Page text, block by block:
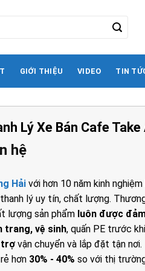
GIỚI THIỆU VIDEO TIN
Lý Xe Bán Cafe
hệ
Hải với hơn 10 năm kinh
lý uy tín, chất lượng.
lượng sản phẩm luôn được
trang, vệ sinh, quấn PE trước
trợ vận chuyển và lắp đặt tận nơi.
hơn 30% - 40% so với thị